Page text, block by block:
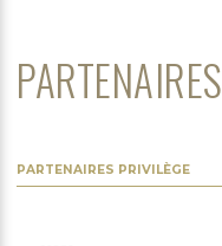
PARTENAIRES
PARTENAIRES PRIVILÈGE